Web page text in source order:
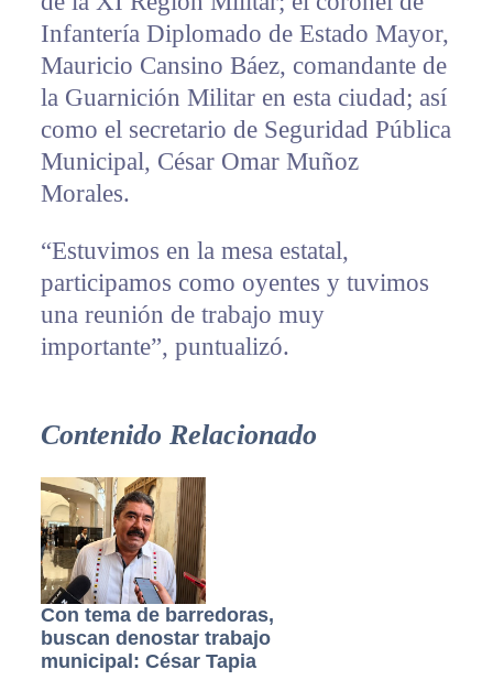
Infantería Diplomado de Estado Mayor,
Mauricio Cansino Báez, comandante de
la Guarnición Militar en esta ciudad; así
como el secretario de Seguridad Pública
Municipal, César Omar Muñoz
Morales.
“Estuvimos en la mesa estatal,
participamos como oyentes y tuvimos
una reunión de trabajo muy
importante”, puntualizó.
Contenido Relacionado
Con tema de barredoras,
buscan denostar trabajo
municipal: César Tapia